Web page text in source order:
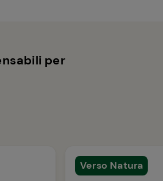
per
Verso Natura